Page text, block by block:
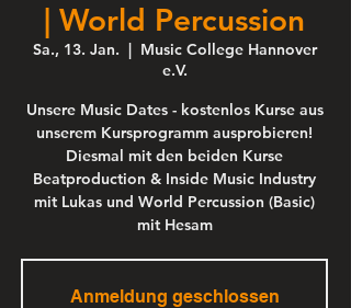
| World Percussion
Sa., 13. Jan.
  |
Music College Hannover
e.V.
Unsere Music Dates - kostenlos Kurse aus
unserem Kursprogramm ausprobieren!
Diesmal mit den beiden Kurse
Beatproduction & Inside Music Industry
mit Lukas und World Percussion (Basic)
mit Hesam
Anmeldung geschlossen